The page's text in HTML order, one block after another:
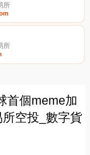
所
所
首個meme加
空投_數字貨